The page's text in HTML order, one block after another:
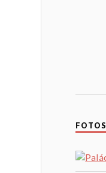
FOTOS